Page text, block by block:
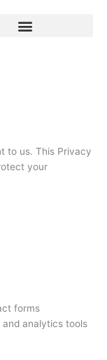
to us. This Privacy
your
forms
and analytics tools